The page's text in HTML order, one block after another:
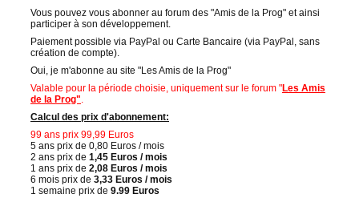
Vous pouvez vous abonner au forum des "Amis de la Prog" et ainsi
participer à son développement.
Paiement possible via PayPal ou Carte Bancaire (via PayPal, sans
création de compte).
Oui, je m'abonne au site "Les Amis de la Prog"
Valable pour la période choisie, uniquement sur le forum "Les Amis
de la Prog".
Calcul des prix d'abonnement:
99 ans prix 99,99 Euros
5 ans prix de 0,80 Euros / mois
2 ans prix de 1,45 Euros / mois
1 ans prix de 2,08 Euros / mois
6 mois prix de 3,33 Euros / mois
1 semaine prix de 9.99 Euros